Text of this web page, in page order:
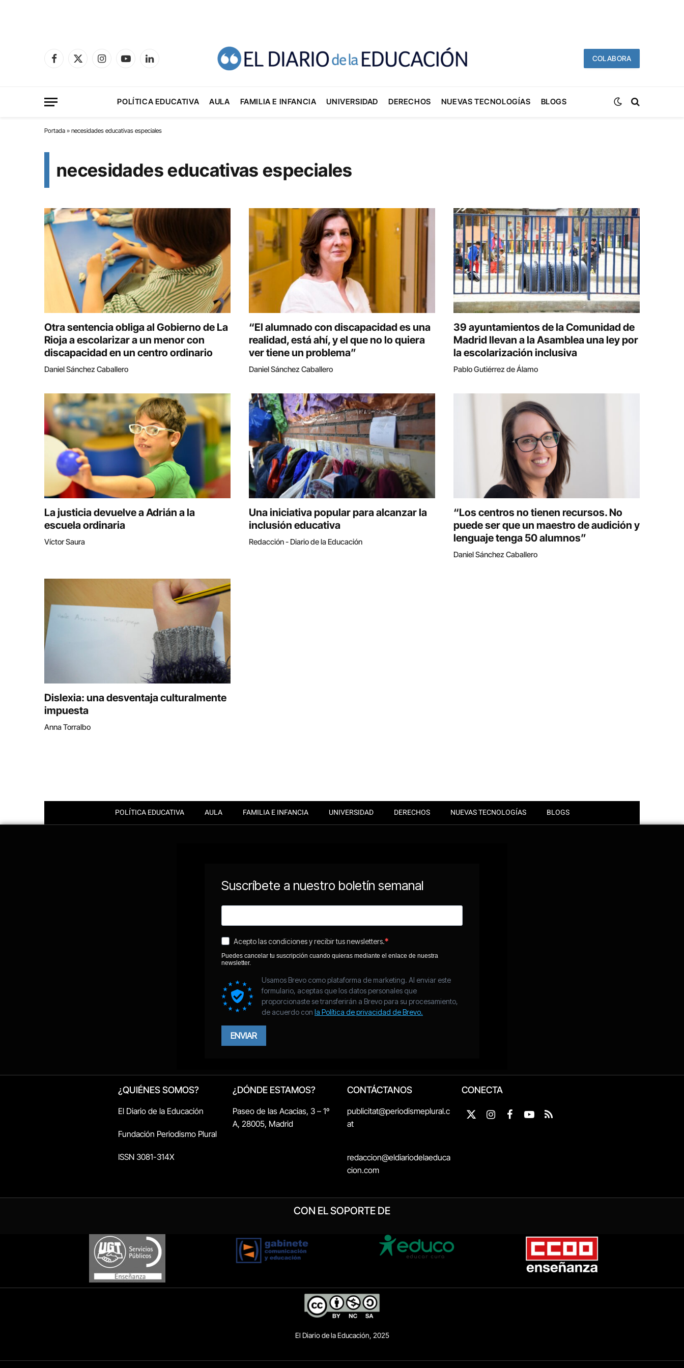
Facebook
X
InstagramYouTubeLinkedIn
COLABORA
POLÍTICA EDUCATIVA AULA FAMILIA E INFANCIA UNIVERSIDAD DERECHOS NUEVAS TECNOLOGÍAS BLOGS
Portada » necesidades educativas especiales
necesidades educativas especiales
Otra sentencia obliga al Gobierno de La
Rioja a escolarizar a un menor con
discapacidad en un centro ordinario
Daniel Sánchez Caballero
“El alumnado con discapacidad es una
realidad, está ahí, y el que no lo quiera
ver tiene un problema”
Daniel Sánchez Caballero
39 ayuntamientos de la Comunidad de
Madrid llevan a la Asamblea una ley por
la escolarización inclusiva
Pablo Gutiérrez de Álamo
La justicia devuelve a Adrián a la
escuela ordinaria
Víctor Saura
Una iniciativa popular para alcanzar la
inclusión educativa
Redacción - Diario de la Educación
“Los centros no tienen recursos. No
puede ser que un maestro de audición y
lenguaje tenga 50 alumnos”
Daniel Sánchez Caballero
Dislexia: una desventaja culturalmente
impuesta
Anna Torralbo
POLÍTICA EDUCATIVA AULA FAMILIA E INFANCIA UNIVERSIDAD DERECHOS NUEVAS TECNOLOGÍAS BLOGS
¿QUIÉNES SOMOS?
El Diario de la Educación
Fundación Periodismo Plural
ISSN 3081-314X
¿DÓNDE ESTAMOS?
Paseo de las Acacias, 3 – 1º
A, 28005, Madrid
CONTÁCTANOS
publicitat@periodismeplural.c
at
redaccion@eldiariodelaeduca
cion.com
CONECTA
X
InstagramFacebookYouTubeRSS
CON EL SOPORTE DE
El Diario de la Educación, 2025